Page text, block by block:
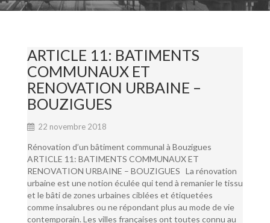
ARTICLE 11: BATIMENTS
COMMUNAUX ET
RENOVATION URBAINE –
BOUZIGUES
22 novembre 2018
Rénovation d’un bâtiment communal à Bouzigues
ARTICLE 11: BATIMENTS COMMUNAUX ET
RENOVATION URBAINE – BOUZIGUES La rénovation
urbaine est une notion éculée qui tend à remanier le tissu
et le bâti de zones urbaines ciblées et étiquetées
comme insalubres ou ne répondant plus au mode de vie
contemporain. Les villes françaises ont toutes connu au